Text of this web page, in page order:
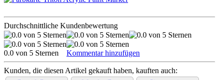
Durchschnittliche Kundenbewertung
0.0 von 5 Sternen Kommentar hinzufügen
Kunden, die diesen Artikel gekauft haben, kauften auch: